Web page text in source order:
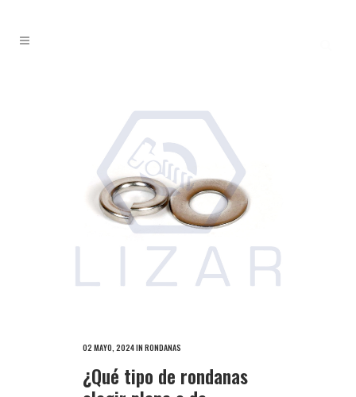
02 MAYO, 2024IN RONDANAS
¿Qué tipo de rondanas